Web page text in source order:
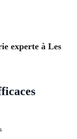
experte à Les